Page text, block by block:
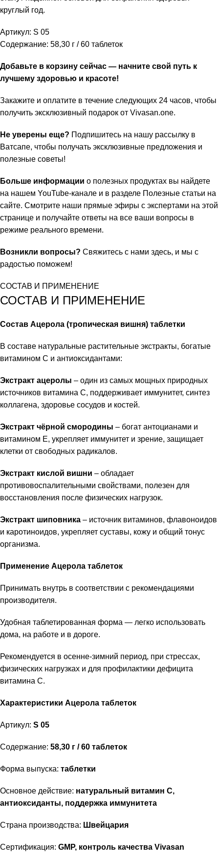
круглый год.
Артикул: S 05
Содержание: 58,30 г / 60 таблеток
Добавьте в корзину сейчас — начните свой путь к
лучшему здоровью и красоте!
Закажите и оплатите в течение следующих 24 часов, чтобы
получить эксклюзивный подарок от Vivasan.one.
Не уверены еще? Подпишитесь на нашу рассылку в
Ватсапе, чтобы получать эксклюзивные предложения и
полезные советы!
Больше информации о полезных продуктах вы найдете
на нашем YouTube-канале и в разделе Полезные статьи на
сайте. Смотрите наши прямые эфиры с экспертами на этой
странице и получайте ответы на все ваши вопросы в
режиме реального времени.
Возникли вопросы? Свяжитесь с нами здесь, и мы с
радостью поможем!
СОСТАВ И ПРИМЕНЕНИЕ
СОСТАВ И ПРИМЕНЕНИЕ
Состав Ацерола (тропическая вишня) таблетки
В составе натуральные растительные экстракты, богатые
витамином C и антиоксидантами:
Экстракт ацеролы – один из самых мощных природных
источников витамина C, поддерживает иммунитет, синтез
коллагена, здоровье сосудов и костей.
Экстракт чёрной смородины – богат антоцианами и
витамином E, укрепляет иммунитет и зрение, защищает
клетки от свободных радикалов.
Экстракт кислой вишни – обладает
противовоспалительными свойствами, полезен для
восстановления после физических нагрузок.
Экстракт шиповника – источник витаминов, флавоноидов
и каротиноидов, укрепляет суставы, кожу и общий тонус
организма.
Применение Ацерола таблеток
Принимать внутрь в соответствии с рекомендациями
производителя.
Удобная таблетированная форма — легко использовать
дома, на работе и в дороге.
Рекомендуется в осенне-зимний период, при стрессах,
физических нагрузках и для профилактики дефицита
витамина C.
Характеристики Ацерола таблеток
Артикул: S 05
Содержание: 58,30 г / 60 таблеток
Форма выпуска: таблетки
Основное действие: натуральный витамин C,
антиоксиданты, поддержка иммунитета
Страна производства: Швейцария
Сертификация: GMP, контроль качества Vivasan